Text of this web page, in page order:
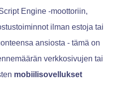
Engine -moottoriin,
ilman estoja tai
ansiosta - tämä on
verkkosivujen tai
mobiilisovellukset